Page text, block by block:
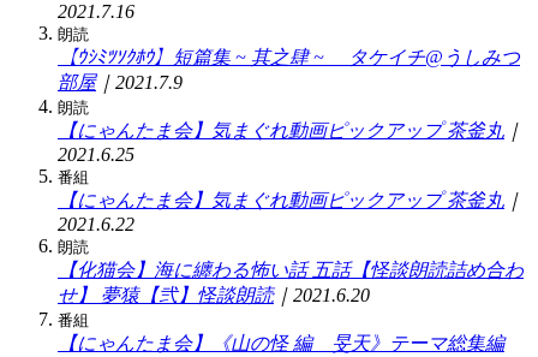
2021.7.16
朗読
【ｳｼﾐﾂｿｸﾎｳ】短篇集 ~ 其之肆 ~
タケイチ@うしみつ
部屋｜2021.7.9
朗読
【にゃんたま会】気まぐれ動画ピックアップ 茶釜丸 ｜
2021.6.25
番組
【にゃんたま会】気まぐれ動画ピックアップ 茶釜丸 ｜
2021.6.22
朗読
【化猫会】海に纏わる怖い話 五話【怪談朗読詰め合わ
せ】
夢猿【弐】怪談朗読｜2021.6.20
番組
【にゃんたま会】《山の怪 編 旻天》テーマ総集編